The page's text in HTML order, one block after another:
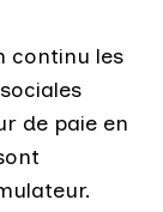
continu les
de paie en